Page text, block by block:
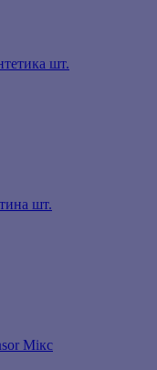
шт.
шт.
Мікс